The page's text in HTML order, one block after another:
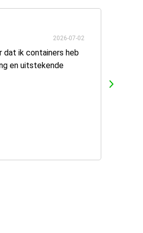
2026-07-02
dat ik containers heb
en uitstekende